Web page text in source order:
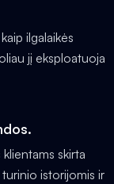
ilgalaikės
jį eksploatuoja
skirta
istorijomis ir